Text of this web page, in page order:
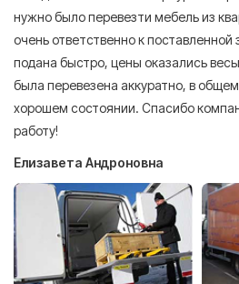
нужно было перевезти мебель из
очень ответственно к
подана быстро, цены оказались
была перевезена аккуратно, в
хорошем состоянии. Спасибо
работу!
Елизавета Андроновна